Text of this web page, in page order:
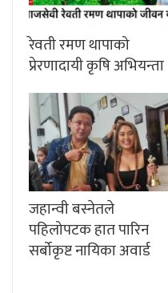
रेवती रमण थापाको
प्रेरणादायी कृषि अभियन्ता
जहान्वी बस्नेतले
पहिलोपटक हात पारिन
सर्बोकृष्ट नायिका अवार्ड